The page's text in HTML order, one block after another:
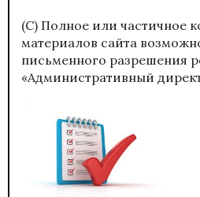
(С) Полное или частичное
материалов сайта
письменного разрешения
«Административный